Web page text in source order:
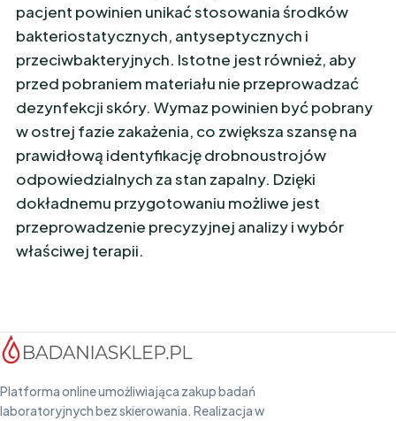
pacjent powinien unikać stosowania środków
bakteriostatycznych, antyseptycznych i
przeciwbakteryjnych. Istotne jest również, aby
przed pobraniem materiału nie przeprowadzać
dezynfekcji skóry. Wymaz powinien być pobrany
w ostrej fazie zakażenia, co zwiększa szansę na
prawidłową identyfikację drobnoustrojów
odpowiedzialnych za stan zapalny. Dzięki
dokładnemu przygotowaniu możliwe jest
przeprowadzenie precyzyjnej analizy i wybór
właściwej terapii.
Platforma online umożliwiająca zakup badań
laboratoryjnych bez skierowania. Realizacja w